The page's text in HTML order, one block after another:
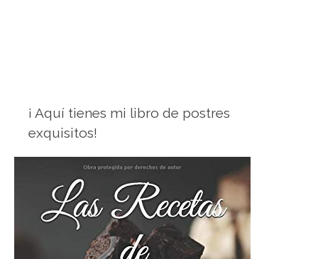
¡ Aquí tienes mi libro de postres
exquisitos!